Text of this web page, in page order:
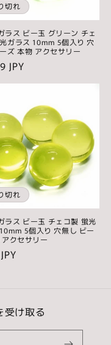
切れ
ラス ビー玉 グリーン チェ
ガラス 10mm 5個入り 穴
ズ 本物 アクセサリー
JPY
切れ
ラス ビー玉 チェコ製 蛍光
5個入り 穴無し ビー
アクセサリー
受け取る